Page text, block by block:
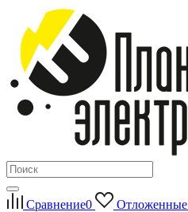
Сравнение0 Отложенные